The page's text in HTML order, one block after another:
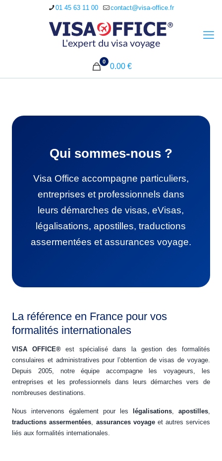
01 45 63 11 00 contact@visa-office.fr
0
0.00 €
Qui sommes-nous ?
Visa Office accompagne particuliers,
entreprises et professionnels dans
leurs démarches de visas, eVisas,
légalisations, apostilles, traductions
assermentées et assurances voyage.
La référence en France pour vos
formalités internationales
VISA OFFICE®est spécialisé dans la gestion des formalités
consulaires et administratives pour l’obtention de visas de voyage.
Depuis 2005, notre équipe accompagne les voyageurs, les
entreprises et les professionnels dans leurs démarches vers de
nombreuses destinations.
Nous intervenons également pour les légalisations, apostilles,
traductions assermentées, assurances voyageet autres services
liés aux formalités internationales.